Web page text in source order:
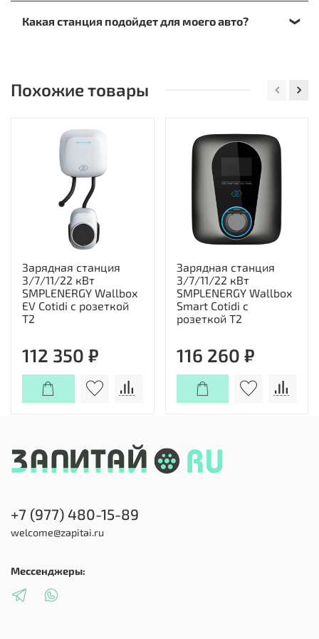
* 82 = 197 руб.
конкретной моделью зарядной станции.
Какая станция подойдет для моего авто?
батареи и мощность зарядной станции.
Похожие товары
Зарядная станция
3/7/11/22 кВт
SMPLENERGY Wallbox
EV Cotidi с розеткой
Т2
112 350 ₽
Зарядная станция
3/7/11/22 кВт
SMPLENERGY Wallbox
Smart Cotidi с
розеткой Т2
116 260 ₽
+7 (977) 480-15-89
welcome@zapitai.ru
Мессенджеры: